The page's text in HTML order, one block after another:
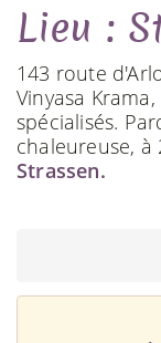
Lieu :
143 route
Vinyasa
spécialisés.
chaleureuse, à
Strassen.